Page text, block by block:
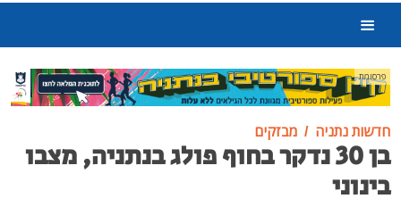
פרסומת
חדשות נתניה מבזקים
בן 30 נדקר בחוף פולג בנתניה, מצבו
בינוני